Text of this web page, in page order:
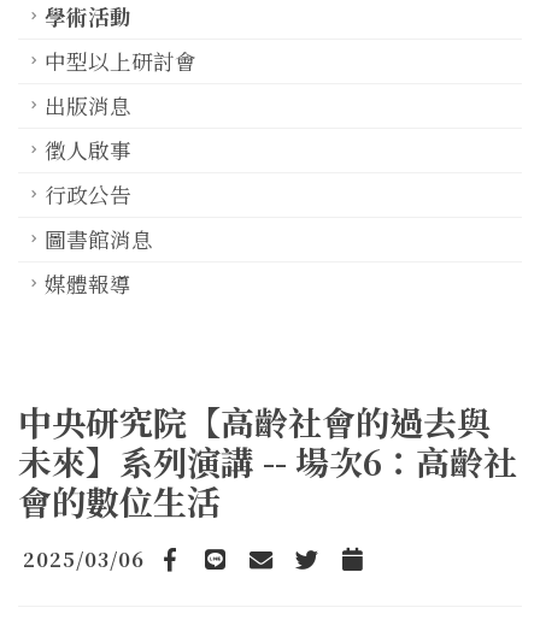
學術活動
中型以上研討會
出版消息
徵人啟事
行政公告
圖書館消息
媒體報導
中央研究院【高齡社會的過去與
未來】系列演講 -- 場次6：高齡社
會的數位生活
2025/03/06
Facebook
line emailTwitterAdd to Calendar